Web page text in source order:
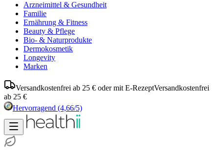
Arzneimittel & Gesundheit
Familie
Ernährung & Fitness
Beauty & Pflege
Bio- & Naturprodukte
Dermokosmetik
Longevity
Marken
Versandkostenfrei ab 25 € oder mit E-RezeptVersandkostenfrei
ab 25 €
Hervorragend (4,66/5)